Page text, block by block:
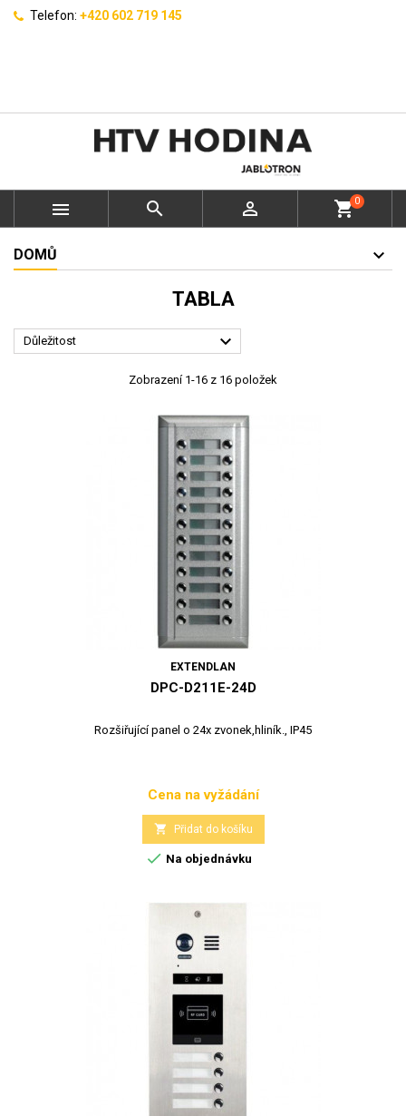
Telefon: +420 602 719 145
   shopping_cart0
DOMŮ
TABLA
Důležitost 
Zobrazení 1-16 z 16 položek
EXTENDLAN
DPC-D211E-24D
Rozšiřující panel o 24x zvonek,hliník., IP45
Cena
Cena na vyžádání
 Přidat do košíku
 Na objednávku